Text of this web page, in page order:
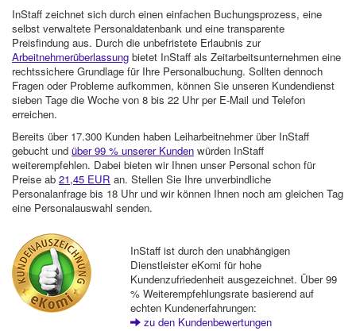
InStaff zeichnet sich durch einen einfachen Buchungsprozess, eine
selbst verwaltete Personaldatenbank und eine transparente
Preisfindung aus. Durch die unbefristete Erlaubnis zur
Arbeitnehmerüberlassung bietet InStaff als Zeitarbeitsunternehmen eine
rechtssichere Grundlage für Ihre Personalbuchung. Sollten dennoch
Fragen oder Probleme aufkommen, können Sie unseren Kundendienst
sieben Tage die Woche von 8 bis 22 Uhr per E-Mail und Telefon
erreichen.
Bereits über 17.300 Kunden haben Leiharbeitnehmer über InStaff
gebucht und über 99 % unserer Kunden würden InStaff
weiterempfehlen. Dabei bieten wir Ihnen unser Personal schon für
Preise ab 21,45 EUR an. Stellen Sie Ihre unverbindliche
Personalanfrage bis 18 Uhr und wir können Ihnen noch am gleichen Tag
eine Personalauswahl senden.
InStaff ist durch den unabhängigen
Dienstleister eKomi für hohe
Kundenzufriedenheit ausgezeichnet. Über 99
% Weiterempfehlungsrate basierend auf
echten Kundenerfahrungen:
zu den Kundenbewertungen